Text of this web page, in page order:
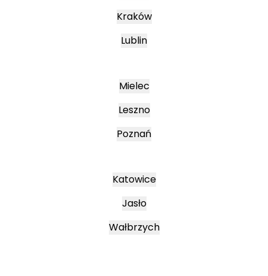
Kraków
Lublin
Mielec
Leszno
Poznań
Katowice
Jasło
Wałbrzych